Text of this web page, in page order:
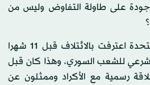
على طاولة التفاوض وليس من
- أولا، الولايات المتحدة اعترفت بالائتلاف قبل 11 شهرا
للشعب السوري، وهذا كان قبل
رسمية مع الأكراد وممثلون عن